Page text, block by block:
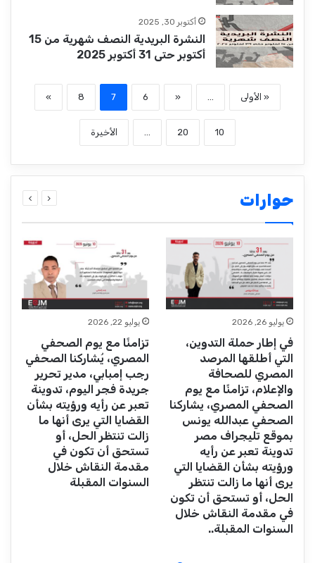
أكتوبر 30, 2025
النشرة البريدية النصف شهرية من 15
أكتوبر حتى 31 أكتوبر 2025
« الأولى ...
«
6
7
8
»
10
20
... الأخيرة
حوارات
يوليو 26, 2026
في إطار حملة التدوين،
التي أطلقها المرصد
المصري للصحافة
والإعلام، تزامنًا مع يوم
الصحفي المصري، يشاركنا
الصحفي عبدالله يونس
بموقع تليجراف مصر
تدوينة تعبر عن رأيه
ورؤيته بشأن القضايا التي
يرى أنها ما زالت تنتظر
الحل، أو تستحق أن تكون
في مقدمة النقاش خلال
السنوات المقبلة..
يوليو 22, 2026
تزامنًا مع يوم الصحفي
المصري، يُشاركنا الصحفي
رجب إمبابي، مدير تحرير
جريدة فجر اليوم، تدوينة
تعبر عن رأيه ورؤيته بشأن
القضايا التي يرى أنها ما
زالت تنتظر الحل، أو
تستحق أن تكون في
مقدمة النقاش خلال
السنوات المقبلة